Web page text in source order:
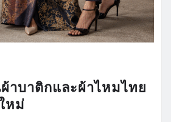
าบาติกและผ้าไหมไทย
หม่